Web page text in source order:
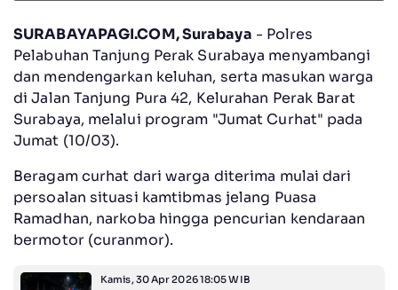
SURABAYAPAGI.COM, Surabaya - Polres
Pelabuhan Tanjung Perak Surabaya menyambangi
dan mendengarkan keluhan, serta masukan warga
di Jalan Tanjung Pura 42, Kelurahan Perak Barat
Surabaya, melalui program "Jumat Curhat" pada
Jumat (10/03).
Beragam curhat dari warga diterima mulai dari
persoalan situasi kamtibmas jelang Puasa
Ramadhan, narkoba hingga pencurian kendaraan
bermotor (curanmor).
Kamis, 30 Apr 2026 18:05 WIB